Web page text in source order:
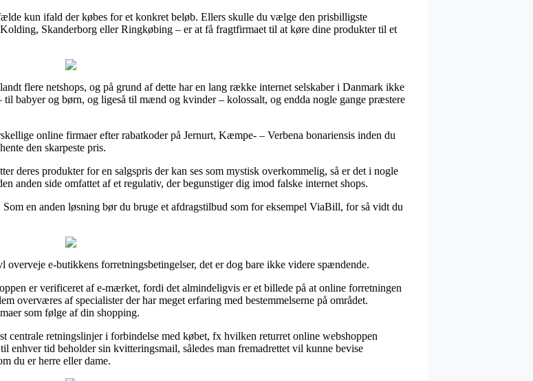
kun ifald der købes for et konkret beløb. Ellers skulle du vælge den prisbilligste
Skanderborg eller Ringkøbing – er at få fragtfirmaet til at køre dine produkter til et
flere netshops, og på grund af dette har en lang række internet selskaber i Danmark ikke
babyer og børn, og ligeså til mænd og kvinder – kolossalt, og endda nogle gange præstere
online firmaer efter rabatkoder på Jernurt, Kæmpe- – Verbena bonariensis inden du
den skarpeste pris.
deres produkter for en salgspris der kan ses som mystisk overkommelig, så er det i nogle
anden side omfattet af et regulativ, der begunstiger dig imod falske internet shops.
en anden løsning bør du bruge et afdragstilbud som for eksempel ViaBill, for så vidt du
e-butikkens forretningsbetingelser, det er dog bare ikke videre spændende.
er verificeret af e-mærket, fordi det almindeligvis er et billede på at online forretningen
overværes af specialister der har meget erfaring med bestemmelserne på området.
som følge af din shopping.
centrale retningslinjer i forbindelse med købet, fx hvilken returret online webshoppen
enhver tid beholder sin kvitteringsmail, således man fremadrettet vil kunne bevise
du er herre eller dame.